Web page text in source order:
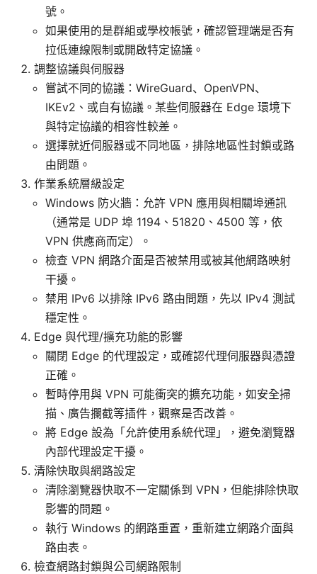
號。
如果使用的是群組或學校帳號，確認管理端是否有
拉低連線限制或開啟特定協議。
調整協議與伺服器
嘗試不同的協議：WireGuard、OpenVPN、
IKEv2、或自有協議。某些伺服器在 Edge 環境下
與特定協議的相容性較差。
選擇就近伺服器或不同地區，排除地區性封鎖或路
由問題。
作業系統層級設定
Windows 防火牆：允許 VPN 應用與相關埠通訊
（通常是 UDP 埠 1194、51820、4500 等，依
VPN 供應商而定）。
檢查 VPN 網路介面是否被禁用或被其他網路映射
干擾。
禁用 IPv6 以排除 IPv6 路由問題，先以 IPv4 測試
穩定性。
Edge 與代理/擴充功能的影響
關閉 Edge 的代理設定，或確認代理伺服器與憑證
正確。
暫時停用與 VPN 可能衝突的擴充功能，如安全掃
描、廣告攔截等插件，觀察是否改善。
將 Edge 設為「允許使用系統代理」，避免瀏覽器
內部代理設定干擾。
清除快取與網路設定
清除瀏覽器快取不一定關係到 VPN，但能排除快取
影響的問題。
執行 Windows 的網路重置，重新建立網路介面與
路由表。
檢查網路封鎖與公司網路限制